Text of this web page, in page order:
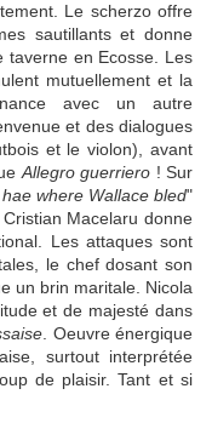
Le scherzo offre
sautillants et donne
taverne en Ecosse. Les
mutuellement et la
avec un autre
et des dialogues
et le violon), avant
Allegro guerriero ! Sur
where Wallace bled"
Macelaru donne
Les attaques sont
le chef dosant son
un brin maritale. Nicola
et de majesté dans
. Oeuvre énergique
surtout interprétée
de plaisir. Tant et si